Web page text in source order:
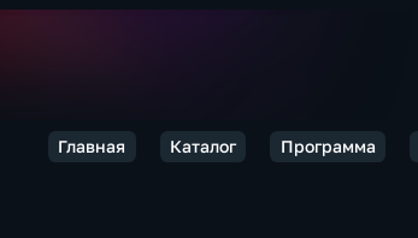
Главная Каталог Программа